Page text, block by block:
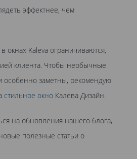
эффектнее, чем
окнах Kaleva ограничиваются,
клиента. Чтобы необычные
особенно заметны, рекомендую
стильное окно Калева Дизайн.
на обновления нашего блога,
полезные статьи о